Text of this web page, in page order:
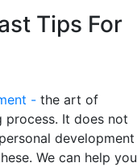
Tips For
- the art of
process. It does not
development
We can help you